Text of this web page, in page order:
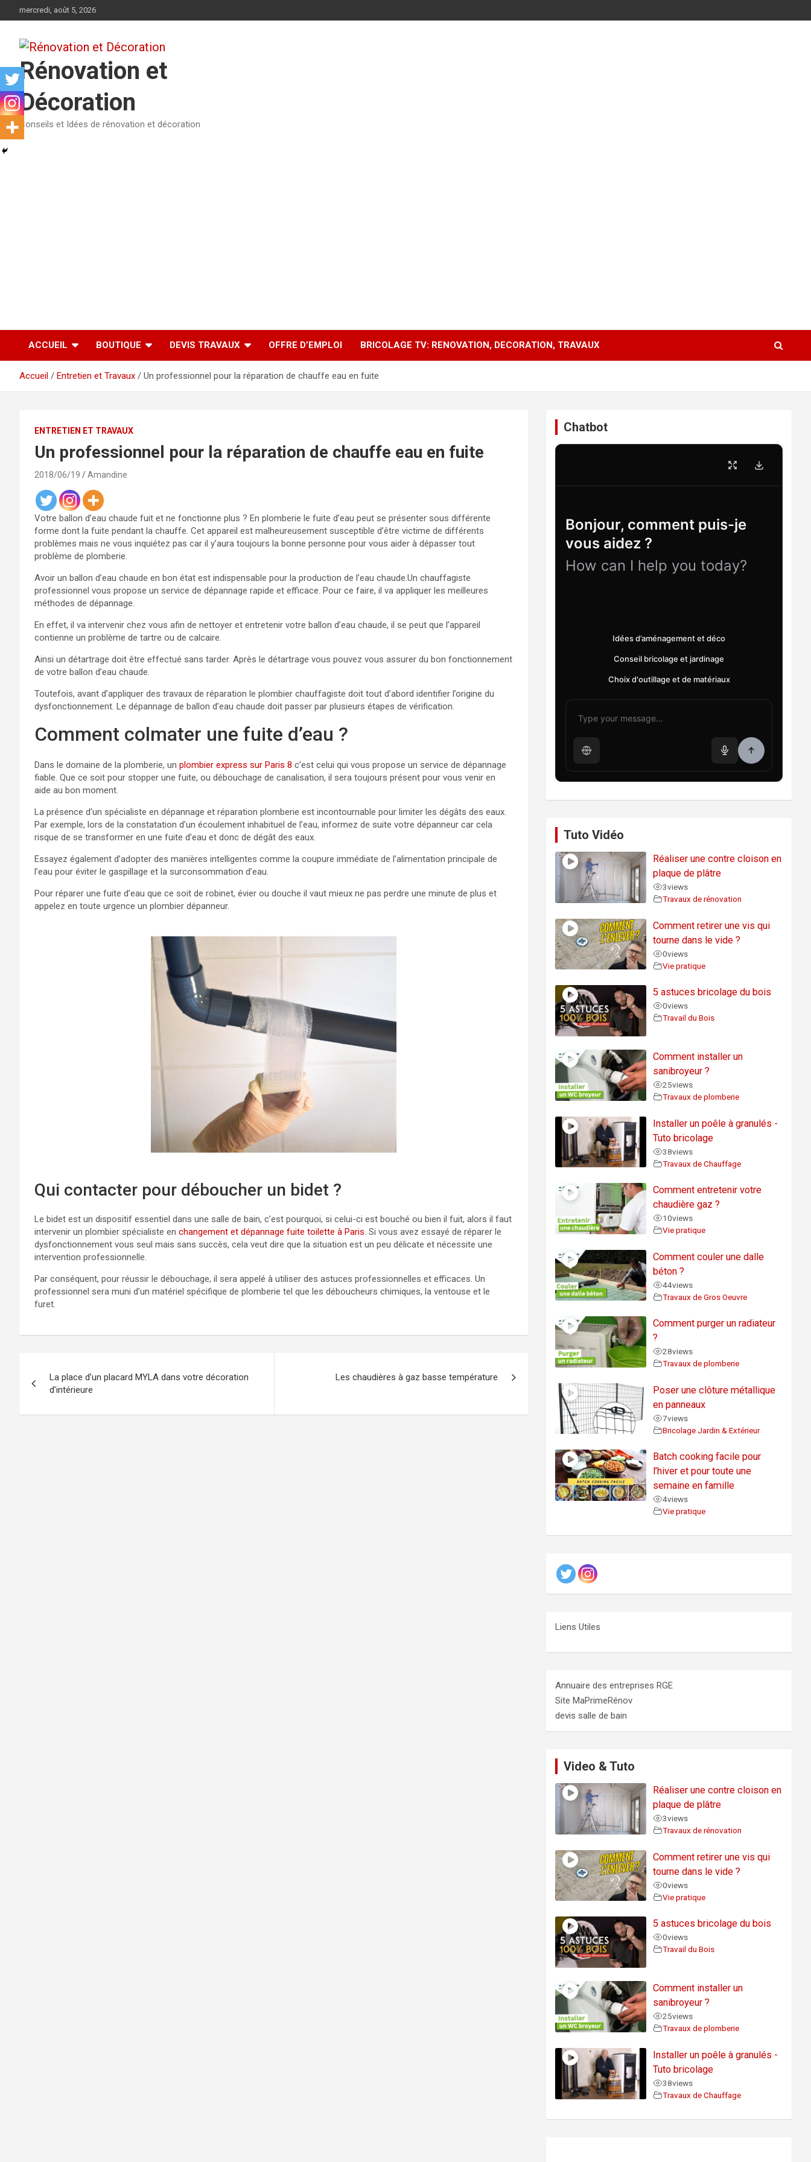
au
mercredi, août 5, 2026
Rénovation et
Décoration
Conseils et Idées de rénovation et décoration
ACCUEIL BOUTIQUE DEVIS TRAVAUX OFFRE D’EMPLOI BRICOLAGE TV: RENOVATION, DECORATION, TRAVAUX
Accueil Entretien et Travaux Un professionnel pour la réparation de chauffe eau en fuite
ENTRETIEN ET TRAVAUX
Un professionnel pour la réparation de chauffe eau en fuite
2018/06/19 Amandine
Votre ballon d’eau chaude fuit et ne fonctionne plus ? En plomberie le fuite d’eau peut se présenter sous différente
forme dont la fuite pendant la chauffe. Cet appareil est malheureusement susceptible d’être victime de différents
problèmes mais ne vous inquiétez pas car il y’aura toujours la bonne personne pour vous aider à dépasser tout
problème de plomberie.
Avoir un ballon d’eau chaude en bon état est indispensable pour la production de l’eau chaude.Un chauffagiste
professionnel vous propose un service de dépannage rapide et efficace. Pour ce faire, il va appliquer les meilleures
méthodes de dépannage.
En effet, il va intervenir chez vous afin de nettoyer et entretenir votre ballon d’eau chaude, il se peut que l’appareil
contienne un problème de tartre ou de calcaire.
Ainsi un détartrage doit être effectué sans tarder. Après le détartrage vous pouvez vous assurer du bon fonctionnement
de votre ballon d’eau chaude.
Toutefois, avant d’appliquer des travaux de réparation le plombier chauffagiste doit tout d’abord identifier l’origine du
dysfonctionnement. Le dépannage de ballon d’eau chaude doit passer par plusieurs étapes de vérification.
Comment colmater une fuite d’eau ?
Dans le domaine de la plomberie, un plombier express sur Paris 8 c’est celui qui vous propose un service de dépannage
fiable. Que ce soit pour stopper une fuite, ou débouchage de canalisation, il sera toujours présent pour vous venir en
aide au bon moment.
La présence d’un spécialiste en dépannage et réparation plomberie est incontournable pour limiter les dégâts des eaux.
Par exemple, lors de la constatation d’un écoulement inhabituel de l’eau, informez de suite votre dépanneur car cela
risque de se transformer en une fuite d’eau et donc de dégât des eaux.
Essayez également d’adopter des manières intelligentes comme la coupure immédiate de l’alimentation principale de
l’eau pour éviter le gaspillage et la surconsommation d’eau.
Pour réparer une fuite d’eau que ce soit de robinet, évier ou douche il vaut mieux ne pas perdre une minute de plus et
appelez en toute urgence un plombier dépanneur.
Qui contacter pour déboucher un bidet ?
Le bidet est un dispositif essentiel dans une salle de bain, c’est pourquoi, si celui-ci est bouché ou bien il fuit, alors il faut
intervenir un plombier spécialiste en changement et dépannage fuite toilette à Paris. Si vous avez essayé de réparer le
dysfonctionnement vous seul mais sans succès, cela veut dire que la situation est un peu délicate et nécessite une
intervention professionnelle.
Par conséquent, pour réussir le débouchage, il sera appelé à utiliser des astuces professionnelles et efficaces. Un
professionnel sera muni d’un matériel spécifique de plomberie tel que les déboucheurs chimiques, la ventouse et le
furet.
de
l’article
La place d’un placard MYLA dans votre décoration
d’intérieure
Les chaudières à gaz basse température
Chatbot
Bonjour, comment puis-je
vous aidez ?
How can I help you today?
Idées d’aménagement et déco
Conseil bricolage et jardinage
Choix d'outillage et de matériaux
Tuto Vidéo
Réaliser une contre cloison en
plaque de plâtre
3views
Travaux de rénovation
Comment retirer une vis qui
tourne dans le vide ?
0views
Vie pratique
5 astuces bricolage du bois
0views
Travail du Bois
Comment installer un
sanibroyeur ?
25views
Travaux de plomberie
Installer un poêle à granulés -
Tuto bricolage
38views
Travaux de Chauffage
Comment entretenir votre
chaudière gaz ?
10views
Vie pratique
Comment couler une dalle
béton ?
44views
Travaux de Gros Oeuvre
Comment purger un radiateur
?
28views
Travaux de plomberie
Poser une clôture métallique
en panneaux
7views
Bricolage Jardin & Extérieur
Batch cooking facile pour
l’hiver et pour toute une
semaine en famille
4views
Vie pratique
Liens Utiles
Annuaire des entreprises RGE
Site MaPrimeRénov
devis salle de bain
Video & Tuto
Réaliser une contre cloison en
plaque de plâtre
3views
Travaux de rénovation
Comment retirer une vis qui
tourne dans le vide ?
0views
Vie pratique
5 astuces bricolage du bois
0views
Travail du Bois
Comment installer un
sanibroyeur ?
25views
Travaux de plomberie
Installer un poêle à granulés -
Tuto bricolage
38views
Travaux de Chauffage